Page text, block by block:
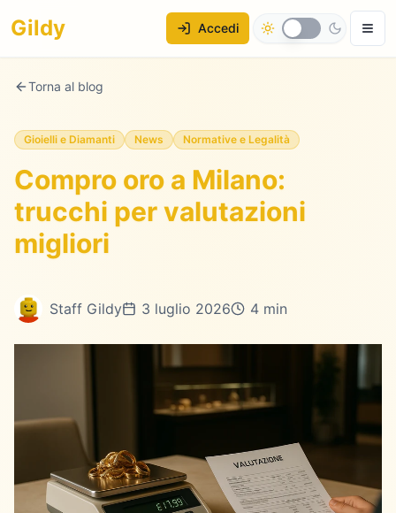
Gildy Accedi
Torna al blog
Gioielli e Diamanti News Normative e Legalità
Compro oro a Milano:
trucchi per valutazioni
migliori
Staff Gildy 3 luglio 2026 4 min